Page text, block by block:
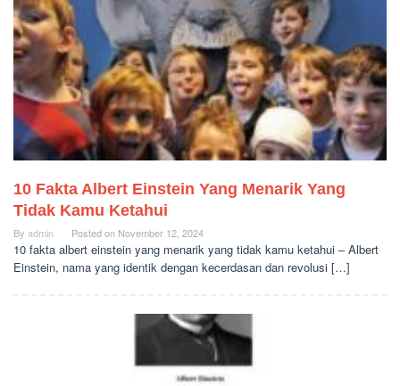
10 Fakta Albert Einstein Yang Menarik Yang
Tidak Kamu Ketahui
By admin Posted on November 12, 2024
10 fakta albert einstein yang menarik yang tidak kamu ketahui – Albert
Einstein, nama yang identik dengan kecerdasan dan revolusi […]